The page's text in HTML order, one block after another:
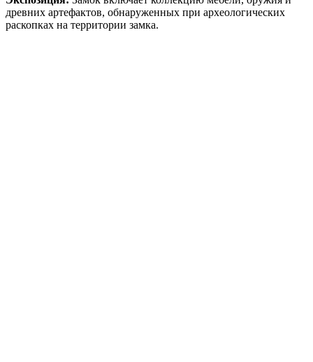
древних артефактов, обнаруженных при археологических
раскопках на территории замка.